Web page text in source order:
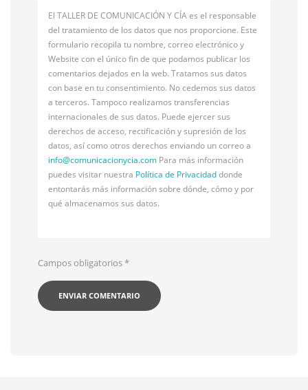
El TALLER DE COMUNICACIÓN Y CÍA es el responsable
del tratamiento de los datos que nos proporcione. Este
formulario recopila tu nombre, correo electrónico y
Website con el único fin de que podamos publicar los
comentarios dejados en la web. Tratamos sus datos
con base en tu consentimiento. No cedemos sus datos
a terceros. Tampoco realizamos transferencias
internacionales de sus datos. Puede ejercer sus
derechos de acceso, rectificación y supresión de los
datos, así como otros derechos enviando un correo a
info@comunicacionycia.com Para más información
puedes visitar nuestra Política de Privacidaddonde
entontarás más información sobre dónde, cómo y por
qué almacenamos sus datos.
Campos obligatorios*